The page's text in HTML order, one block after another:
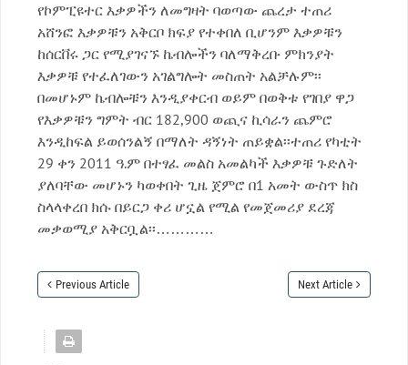
የኮምፒዩተር እቃዎችን ለመግዛት ባወጣው ጨረታ ተጠሪ
አሸንፎ እቃዎቹን አቅርቦ ክፍያ የተቀበለ ቢሆንም እቃዎቹን
ከሰርቨሩ ጋር የሚያገናኙ ኬብሎችን ባለማቅረቡ ምክንያት
እቃዎቹ የተፈለገውን አገልግሎት መስጠት አልቻሉም፡፡
በመሆኑም ኬብሎቹን እንዲያቀርብ ወይም በወቅቱ የገበያ ዋጋ
የእቃዎቹን ግምት ብር 182,900 ወጪና ኪሳራን ጨምሮ
እንዲከፍል ይወሰንልኝ በማለት ዳኝነት ጠይቋል፡፡ተጠሪ የካቲት
29 ቀን 2011 ዓ.ም በተፃፈ መልስ አመልካች እቃዎቹ ጉድለት
ያለባቸው መሆኑን ካወቀበት ጊዜ ጀምሮ በ1 አመት ውስጥ ክስ
ስላላቀረበ ክሱ በይርጋ ቀሪ ሆኗል የሚል የመጀመሪያ ደረጃ
መቃወሚያ አቅርቧል፡፡…………
Previous Article Next Article